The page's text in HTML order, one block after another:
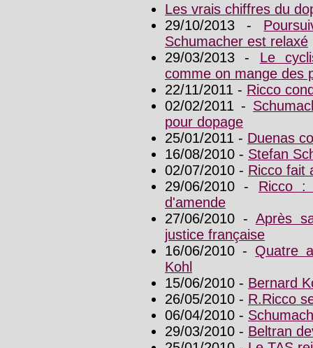
Les vrais chiffres du
29/10/2013 -
Schumacher est relaxé
29/03/2013 - Le
comme on mange des
22/11/2011 - Ricco
02/02/2011 -
pour dopage
25/01/2011 - Duenas
16/08/2010 - Stefan
02/07/2010 - Ricco fait
29/06/2010 - Ricco
d'amende
27/06/2010 - Après
justice française
16/06/2010 - Quatre
Kohl
15/06/2010 - Bernard
26/05/2010 - R.Ricco
06/04/2010 -
29/03/2010 - Beltran